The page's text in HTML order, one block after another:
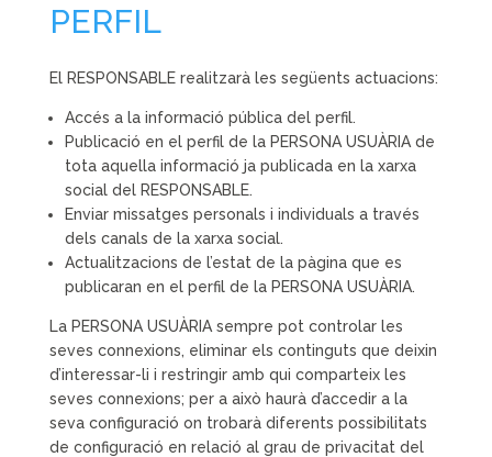
PERFIL
El RESPONSABLE realitzarà les següents actuacions:
Accés a la informació pública del perfil.
Publicació en el perfil de la PERSONA USUÀRIA de
tota aquella informació ja publicada en la xarxa
social del RESPONSABLE.
Enviar missatges personals i individuals a través
dels canals de la xarxa social.
Actualitzacions de l’estat de la pàgina que es
publicaran en el perfil de la PERSONA USUÀRIA.
La PERSONA USUÀRIA sempre pot controlar les
seves connexions, eliminar els continguts que deixin
d’interessar-li i restringir amb qui comparteix les
seves connexions; per a això haurà d’accedir a la
seva configuració on trobarà diferents possibilitats
de configuració en relació al grau de privacitat del